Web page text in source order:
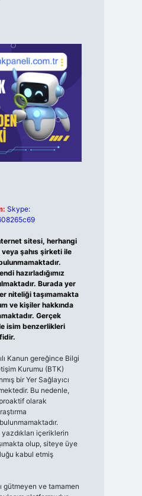
Skype:
sitesi, herhangi
şahıs şirketi ile
hazırladığımız
Burada yer
niteliği taşımamakta
ve kişiler hakkında
Gerçek
isim benzerlikleri
Kanun gereğince Bilgi
Kurumu (BTK)
bir Yer Sağlayıcı
Bu nedenle,
olarak
içeriklerin
olup, siteye üye
kabul etmiş
gütmeyen ve tamamen